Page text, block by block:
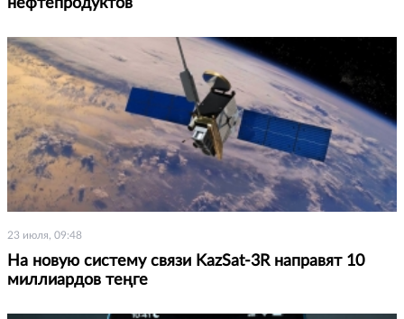
нефтепродуктов
23 июля, 09:48
На новую систему связи KazSat-3R направят 10
миллиардов теңге